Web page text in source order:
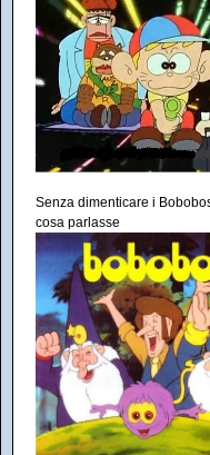
Senza dimenticare i
cosa parlasse